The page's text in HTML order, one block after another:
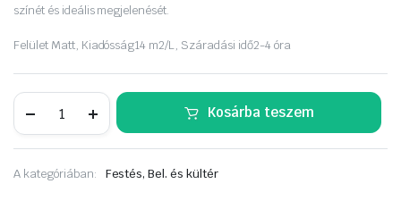
színét és ideális megjelenését.
Felület Matt, Kiadósság14 m2/L, Száradási idő2-4 óra
színei
liter
Kosárba teszem
A kategóriában: Festés, Bel. és kültér